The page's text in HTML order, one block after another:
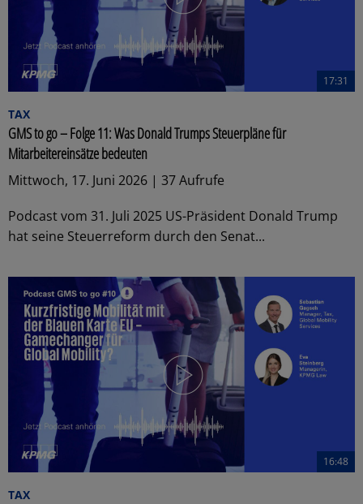
17:31
TAX
GMS to go – Folge 11: Was Donald Trumps Steuerpläne für
Mitarbeitereinsätze bedeuten
Mittwoch, 17. Juni 2026 | 37 Aufrufe
Podcast vom 31. Juli 2025 US-Präsident Donald Trump
hat seine Steuerreform durch den Senat...
16:48
TAX